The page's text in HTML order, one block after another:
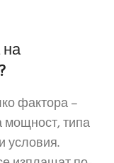
фактора –
мощност, типа
условия.